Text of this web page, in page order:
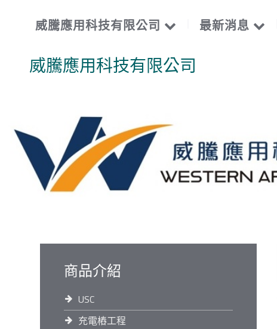
威騰應用科技有限公司
威騰應用科技有限公司 最新消息
商品介紹
USC
充電樁工程